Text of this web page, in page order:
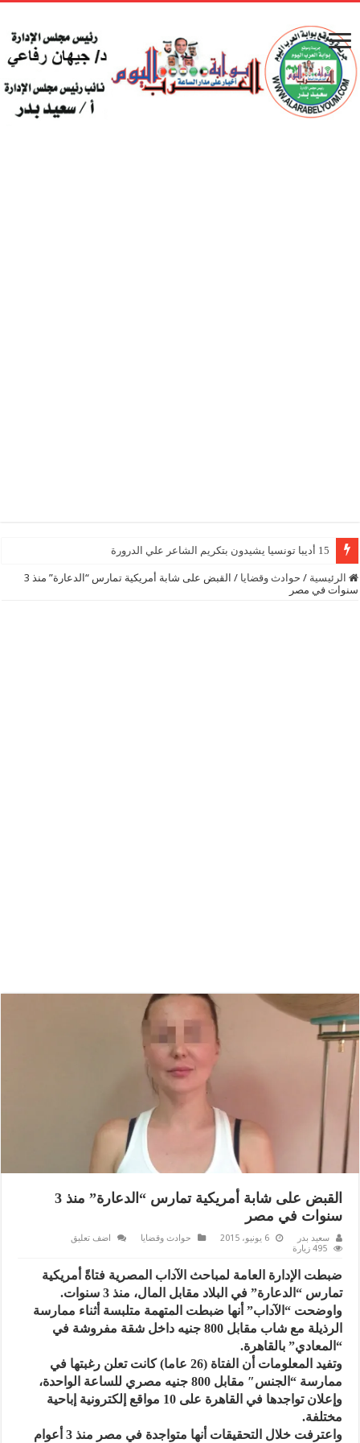
15 أديبا تونسيا يشيدون بتكريم الشاعر علي الدرورة
الرئيسية / حوادث وقضايا /
القبض على شابة أمريكية تمارس “الدعارة” منذ 3
سنوات في مصر
القبض على شابة أمريكية تمارس “الدعارة” منذ 3
سنوات في مصر
سعيد بدر 6 يونيو، 2015 حوادث وقضايا
اضف تعليق
495 زيارة
ضبطت الإدارة العامة لمباحث الآداب المصرية فتاةً أمريكية
تمارس “الدعارة” في البلاد مقابل المال، منذ 3 سنوات.
واوضحت “الآداب” أنها ضبطت المتهمة متلبسة أثناء ممارسة
الرذيلة مع شاب مقابل 800 جنيه داخل شقة مفروشة في
“المعادي” بالقاهرة.
وتفيد المعلومات أن الفتاة (26 عاما) كانت تعلن رغبتها في
ممارسة “الجنس″ مقابل 800 جنيه مصري للساعة الواحدة،
وإعلان تواجدها في القاهرة على 10 مواقع إلكترونية إباحية
مختلفة.
واعترفت خلال التحقيقات أنها متواجدة في مصر منذ 3 أعوام